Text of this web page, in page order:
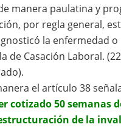
manera paulatina y
por regla general,
la enfermedad
de Casación Laboral.
el artículo 38
cotizado 50 semanas
de la